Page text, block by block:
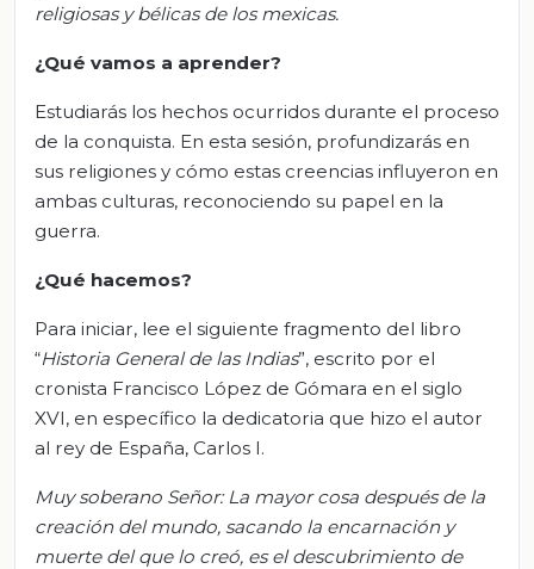
religiosas y bélicas de los mexicas.
¿Qué vamos a aprender?
Estudiarás los hechos ocurridos durante el proceso
de la conquista. En esta sesión, profundizarás en
sus religiones y cómo estas creencias influyeron en
ambas culturas, reconociendo su papel en la
guerra.
¿Qué hacemos?
Para iniciar, lee el siguiente fragmento del libro
“Historia General de las Indias”, escrito por el
cronista Francisco López de Gómara en el siglo
XVI, en específico la dedicatoria que hizo el autor
al rey de España, Carlos I.
Muy soberano Señor: La mayor cosa después de la
creación del mundo, sacando la encarnación y
muerte del que lo creó, es el descubrimiento de